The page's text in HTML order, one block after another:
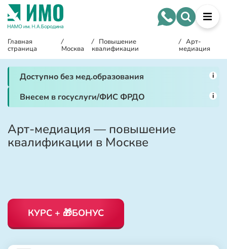
Главная
страница
/
Москва
/ Повышение
квалификации
/ Арт-
медиация
Доступно без мед.образования i
Внесем в госуслуги/ФИС ФРДО i
Арт-медиация — повышение
квалификации в Москве
КУРС + 🎁БОНУС